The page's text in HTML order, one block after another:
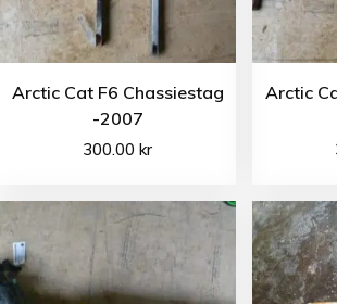
Arctic Cat F6 Chassiestag
-2007
300.00kr
Arctic